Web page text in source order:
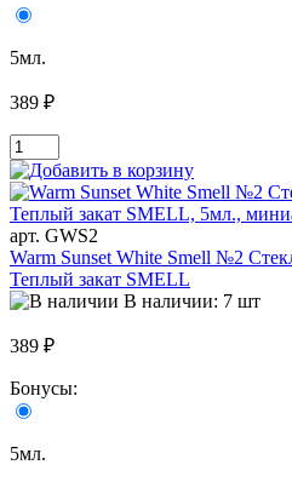
5мл.
389 ₽
арт. GWS2
Warm Sunset White Smell №2
Теплый закат SMELL
В наличии: 7 шт
389 ₽
Бонусы:
5мл.